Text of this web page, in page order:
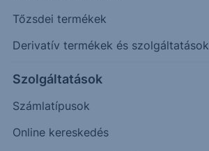
Tőzsdei termékek
Derivatív termékek és szolgáltatások
Szolgáltatások
Számlatípusok
Online kereskedés
6.7490